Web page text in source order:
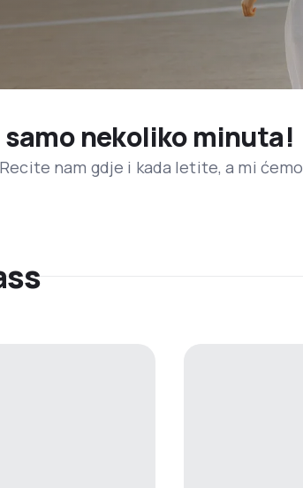
nekoliko minuta!
nam gdje i kada letite, a mi ćemo